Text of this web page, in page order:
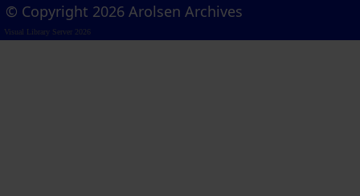
© Copyright 2026 Arolsen Archives
Visual Library Server 2026